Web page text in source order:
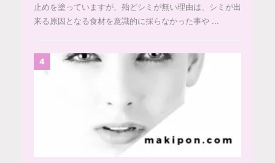
止めを塗っていますが、殆どシミが無い理由は、シミが出
来る原因となる食材を意識的に採らなかった事や ...
4